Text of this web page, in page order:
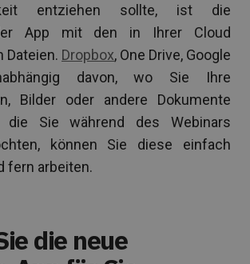
entziehen sollte, ist die
App mit den in Ihrer Cloud
Dateien. Dropbox, One Drive, Google
davon, wo Sie Ihre
Bilder oder andere Dokumente
die Sie während des Webinars
können Sie diese einfach
fern arbeiten.
die neue